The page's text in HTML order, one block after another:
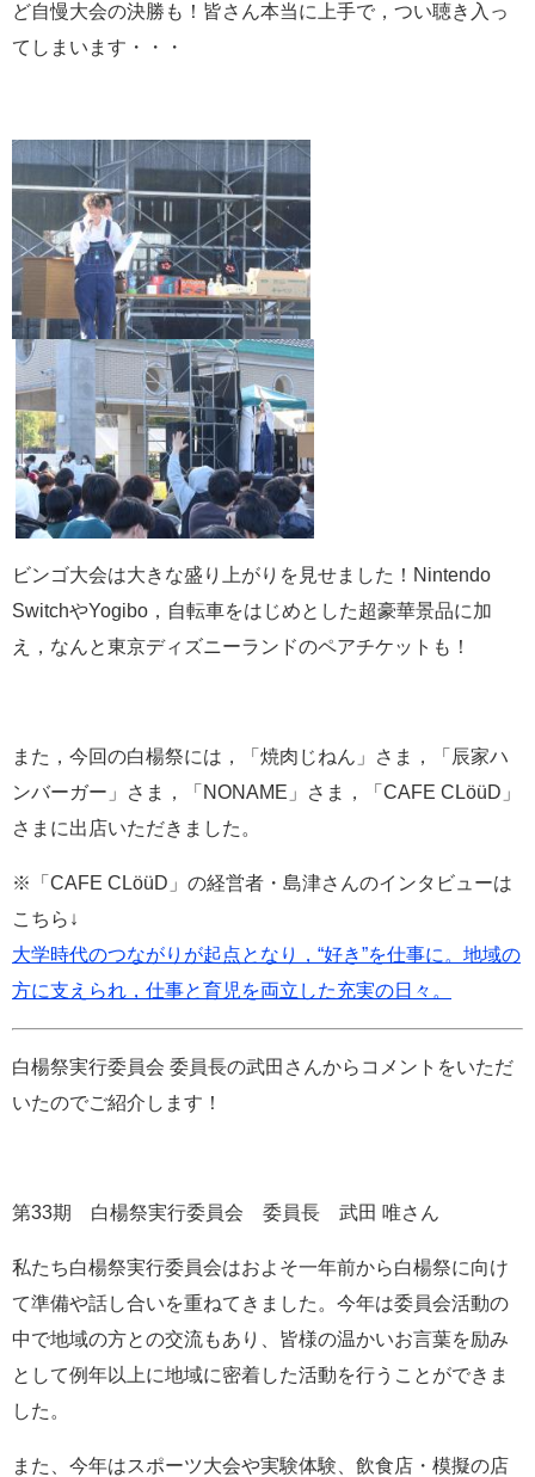
ど自慢大会の決勝も！皆さん本当に上手で，つい聴き入っ
てしまいます・・・
ビンゴ大会は大きな盛り上がりを見せました！Nintendo
SwitchやYogibo，自転車をはじめとした超豪華景品に加
え，なんと東京ディズニーランドのペアチケットも！
また，今回の白楊祭には，「焼肉じねん」さま，「辰家ハ
ンバーガー」さま，「NONAME」さま，「CAFE CLöüD」
さまに出店いただきました。
※「CAFE CLöüD」の経営者・島津さんのインタビューは
こちら↓
大学時代のつながりが起点となり，“好き”を仕事に。地域の
方に支えられ，仕事と育児を両立した充実の日々。
白楊祭実行委員会 委員長の武田さんからコメントをいただ
いたのでご紹介します！
第33期 白楊祭実行委員会 委員長 武田 唯さん
私たち白楊祭実行委員会はおよそ一年前から白楊祭に向け
て準備や話し合いを重ねてきました。今年は委員会活動の
中で地域の方との交流もあり、皆様の温かいお言葉を励み
として例年以上に地域に密着した活動を行うことができま
した。
また、今年はスポーツ大会や実験体験、飲食店・模擬の店